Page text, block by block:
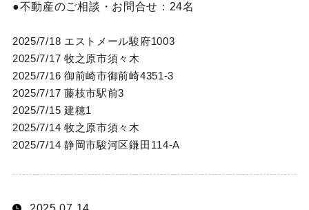
不動産のご相談・お問合せ： 24名
2025/7/18 エストメール駿府1003
2025/7/17 牧之原市須々木
2025/7/16 御前崎市御前崎4351-3
2025/7/17 藤枝市駅前3
2025/7/15 建穂1
2025/7/14 牧之原市須々木
2025/7/14 静岡市駿河区鎌田114-A